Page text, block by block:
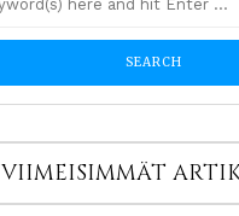
VIIMEISIMMÄT